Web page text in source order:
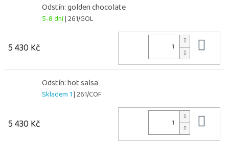
Odstín: golden chocolate
5-8 dní| 261/GOL
5 430 Kč
Odstín: hot salsa
Skladem 1| 261/COF
5 430 Kč